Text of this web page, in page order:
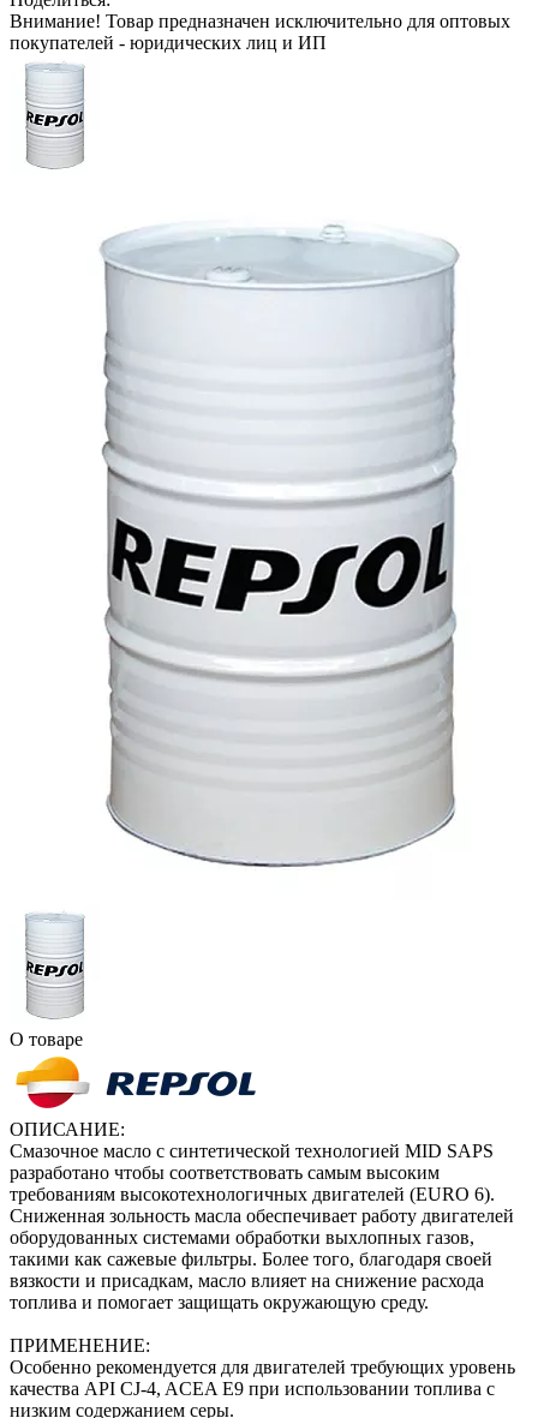
Внимание! Товар предназначен исключительно для оптовых
покупателей - юридических лиц и ИП
О товаре
ОПИСАНИЕ:
Смазочное масло с синтетической технологией MID SAPS
разработано чтобы соответствовать самым высоким
требованиям высокотехнологичных двигателей (EURO 6).
Сниженная зольность масла обеспечивает работу двигателей
оборудованных системами обработки выхлопных газов,
такими как сажевые фильтры. Более того, благодаря своей
вязкости и присадкам, масло влияет на снижение расхода
топлива и помогает защищать окружающую среду.
ПРИМЕНЕНИЕ:
Особенно рекомендуется для двигателей требующих уровень
качества API CJ-4, ACEA E9 при использовании топлива с
низким содержанием серы.